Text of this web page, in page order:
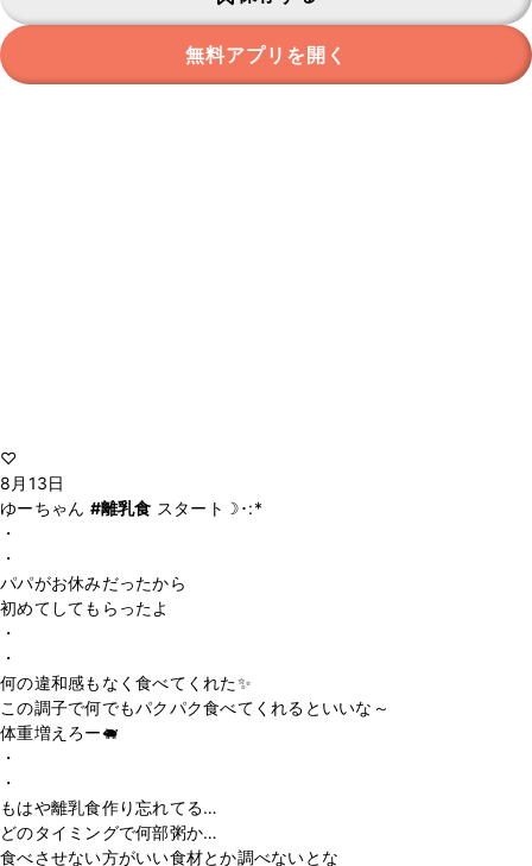
無料アプリを開く
♡
8月13日
ゆーちゃん #離乳食 スタート☽･:*
・
・
パパがお休みだったから
初めてしてもらったよ
・
・
何の違和感もなく食べてくれた✨
この調子で何でもパクパク食べてくれるといいな～
体重増えろー🐖
・
・
もはや離乳食作り忘れてる…
どのタイミングで何部粥か…
食べさせない方がいい食材とか調べないとな